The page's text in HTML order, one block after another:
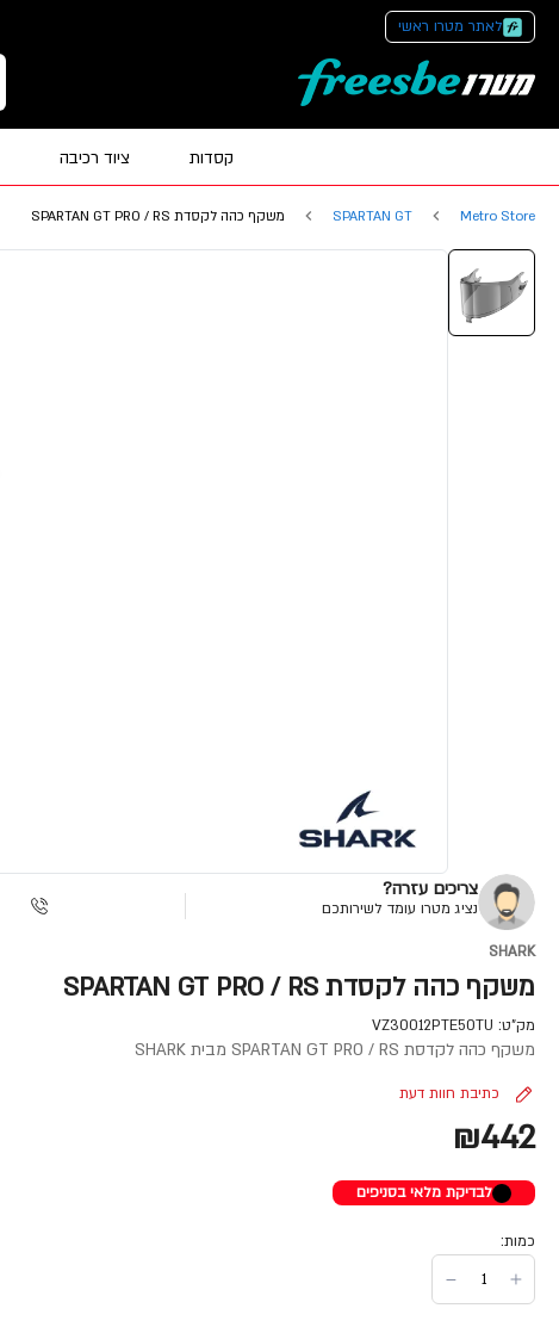
לאתר מטרו ראשי
קסדות ציוד רכיבה
Metro Store
SPARTAN GT משקף כהה לקסדת SPARTAN GT PRO / RS
צריכים עזרה?
נציג מטרו עומד לשירותכם
SHARK
משקף כהה לקסדת SPARTAN GT PRO / RS
מק"ט: VZ30012PTE50TU
משקף כהה לקדסת SPARTAN GT PRO / RS מבית SHARK
כתיבת חוות דעת
₪442
לבדיקת מלאי בסניפים
כמות: